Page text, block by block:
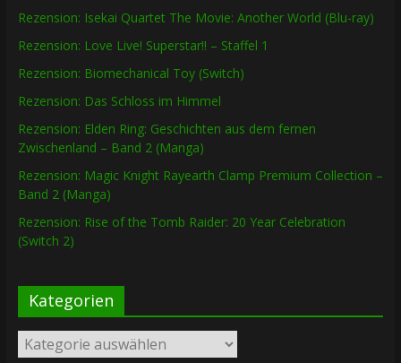
Rezension: Isekai Quartet The Movie: Another World (Blu-ray)
Rezension: Love Live! Superstar!! – Staffel 1
Rezension: Biomechanical Toy (Switch)
Rezension: Das Schloss im Himmel
Rezension: Elden Ring: Geschichten aus dem fernen
Zwischenland – Band 2 (Manga)
Rezension: Magic Knight Rayearth Clamp Premium Collection –
Band 2 (Manga)
Rezension: Rise of the Tomb Raider: 20 Year Celebration
(Switch 2)
Kategorien
Kategorien